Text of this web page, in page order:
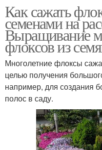
Как сажать
семенами на
Выращивание
флоксов из
Многолетние флоксы
целью получения
например, для создания
полос в саду.